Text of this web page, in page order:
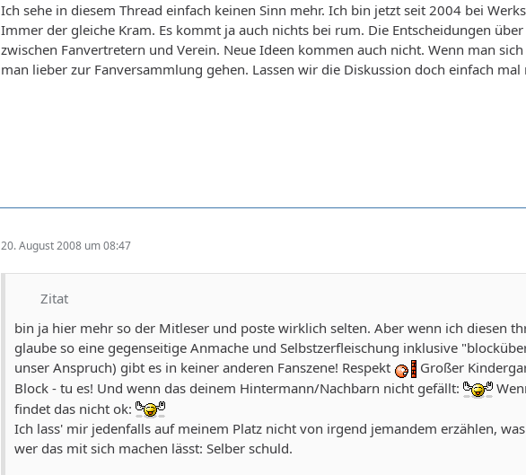
Ich sehe in diesem Thread einfach keinen Sinn mehr. Ich bin jetzt seit 2004 bei
Immer der gleiche Kram. Es kommt ja auch nichts bei rum. Die Entscheidungen
zwischen Fanvertretern und Verein. Neue Ideen kommen auch nicht. Wenn man
man lieber zur Fanversammlung gehen. Lassen wir die Diskussion doch einfach
20. August 2008 um 08:47
Zitat
bin ja hier mehr so der Mitleser und poste wirklich selten. Aber wenn ich diesen
glaube so eine gegenseitige Anmache und Selbstzerfleischung inklusive
unser Anspruch) gibt es in keiner anderen Fanszene! Respekt
Großer
Block - tu es! Und wenn das deinem Hintermann/Nachbarn nicht gefällt:
findet das nicht ok:
Ich lass' mir jedenfalls auf meinem Platz nicht von irgend jemandem erzählen,
wer das mit sich machen lässt: Selber schuld.